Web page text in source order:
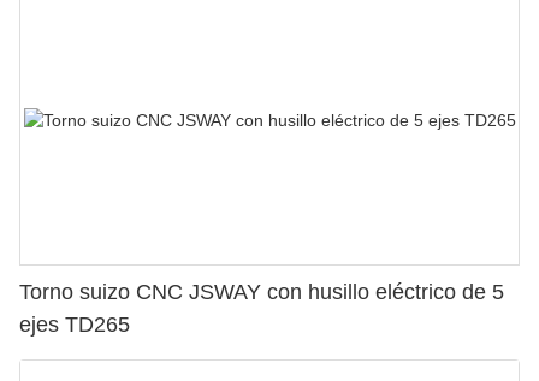
Torno suizo CNC JSWAY con husillo eléctrico de 5
ejes TD265